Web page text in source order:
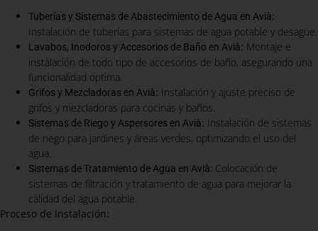
Tuberías y Sistemas de Abastecimiento de Agua en Avià:
Instalación de tuberías para sistemas de agua potable y desagüe.
Lavabos, Inodoros y Accesorios de Baño en Avià: Montaje e
instalación de todo tipo de accesorios de baño, asegurando una
funcionalidad óptima.
Grifos y Mezcladoras en Avià: Instalación y ajuste preciso de
grifos y mezcladoras para cocinas y baños.
Sistemas de Riego y Aspersores en Avià: Instalación de sistemas
de riego para jardines y áreas verdes, optimizando el uso del
agua.
Sistemas de Tratamiento de Agua en Avià: Colocación de
sistemas de filtración y tratamiento de agua para mejorar la
calidad del agua potable.
Proceso de Instalación: